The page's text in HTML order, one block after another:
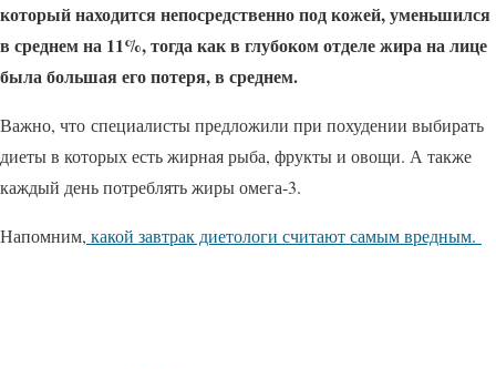
который находится непосредственно под кожей, уменьшился
в среднем на 11%, тогда как в глубоком отделе жира на лице
была большая его потеря, в среднем.
Важно, что специалисты предложили при похудении выбирать
диеты в которых есть жирная рыба, фрукты и овощи. А также
каждый день потреблять жиры омега-3.
Напомним, какой завтрак диетологи считают самым вредным.